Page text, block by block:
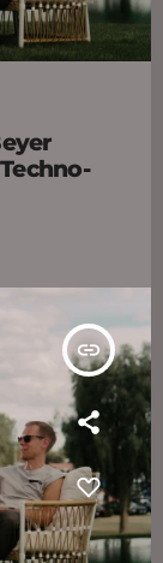
insert_link